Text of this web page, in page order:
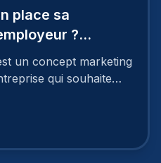
place sa
?
un concept marketing
qui souhaite
sont évidentes, ce
ne peut se faire en